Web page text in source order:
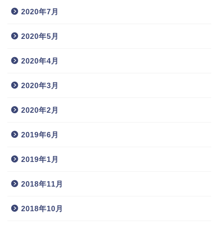
2020年7月
2020年5月
2020年4月
2020年3月
2020年2月
2019年6月
2019年1月
2018年11月
2018年10月